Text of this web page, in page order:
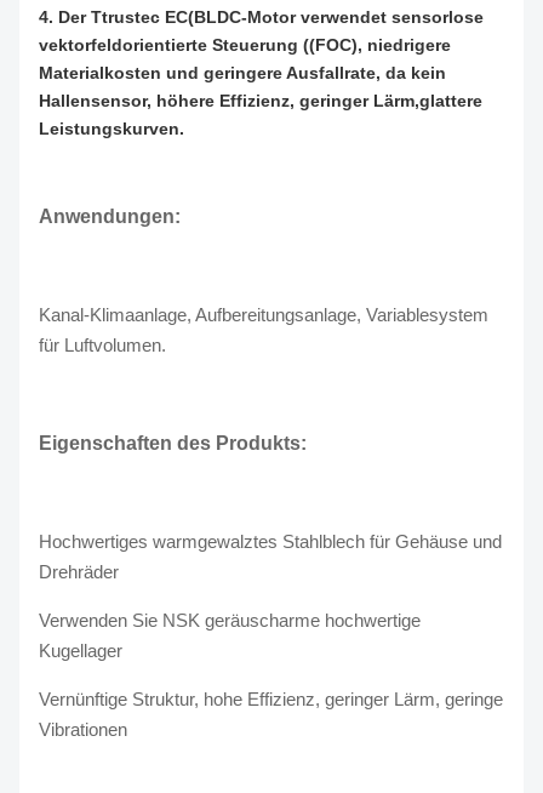
4. Der Ttrustec EC(BLDC-Motor verwendet sensorlose
vektorfeldorientierte Steuerung ((FOC), niedrigere
Materialkosten und geringere Ausfallrate, da kein
Hallensensor, höhere Effizienz, geringer Lärm,glattere
Leistungskurven.
Anwendungen:
Kanal-Klimaanlage, Aufbereitungsanlage, Variablesystem
für Luftvolumen.
Eigenschaften des Produkts:
Hochwertiges warmgewalztes Stahlblech für Gehäuse und
Drehräder
Verwenden Sie NSK geräuscharme hochwertige
Kugellager
Vernünftige Struktur, hohe Effizienz, geringer Lärm, geringe
Vibrationen